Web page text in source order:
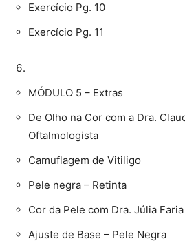
Exercício Pg. 10
Exercício Pg. 11
MÓDULO 5 – Extras
De Olho na Cor com a Dra.
Oftalmologista
Camuflagem de Vitiligo
Pele negra – Retinta
Cor da Pele com Dra. Júlia
Ajuste de Base – Pele Negra